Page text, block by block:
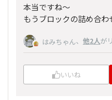
本当ですね～
もうブロックの詰め合
はみちゃん、 他2人が
いいね